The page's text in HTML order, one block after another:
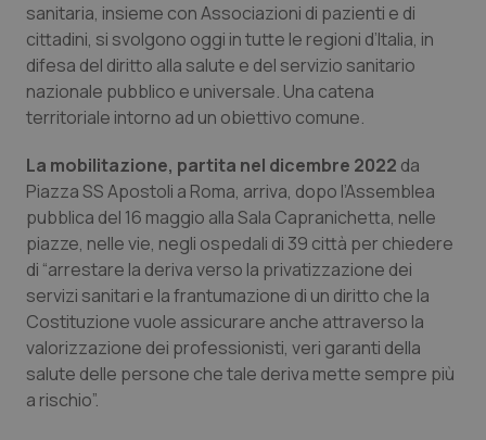
Friuli Venezia Giulia
Lazio
Lombardia
Marche
Molise
Piemonte
Dermatite Atopica
Diabete & glucometri
Dolore
Donna & Salute
Epatiti
HIV
sanitaria, insieme con Associazioni di pazienti e di
cittadini, si svolgono oggi in tutte le regioni d’Italia, in
difesa del diritto alla salute e del servizio sanitario
nazionale pubblico e universale. Una catena
territoriale intorno ad un obiettivo comune.
La mobilitazione, partita nel dicembre 2022 da
Piazza SS Apostoli a Roma, arriva, dopo l’Assemblea
pubblica del 16 maggio alla Sala Capranichetta, nelle
piazze, nelle vie, negli ospedali di 39 città per chiedere
di “arrestare la deriva verso la privatizzazione dei
servizi sanitari e la frantumazione di un diritto che la
Costituzione vuole assicurare anche attraverso la
valorizzazione dei professionisti, veri garanti della
salute delle persone che tale deriva mette sempre più
a rischio”.